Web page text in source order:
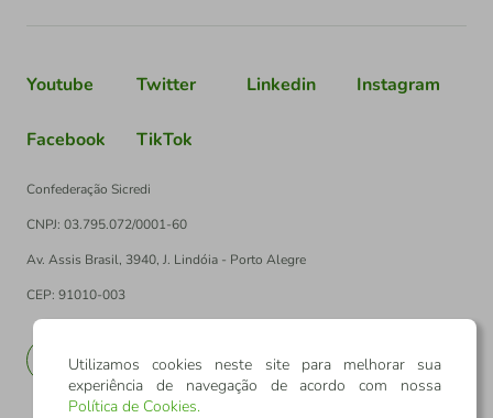
Youtube Twitter Linkedin Instagram
Facebook TikTok
Confederação Sicredi
CNPJ: 03.795.072/0001-60
Av. Assis Brasil, 3940, J. Lindóia - Porto Alegre
CEP: 91010-003
EN
Utilizamos cookies neste site para melhorar sua
experiência de navegação de acordo com nossa
Política de Cookies.